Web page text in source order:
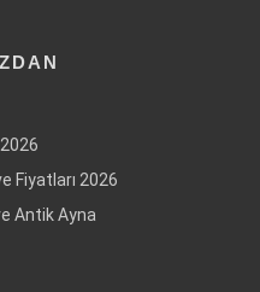
Fiyatları 2026
Antik Ayna